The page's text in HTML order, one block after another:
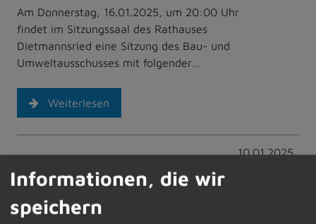
Am Donnerstag, 16.01.2025, um 20:00 Uhr
findet im Sitzungssaal des Rathauses
Dietmannsried eine Sitzung des Bau- und
Umweltausschusses mit folgender…
Weiterlesen
10.01.2025
Anmeldungen in den
Dietmannsrieder
Kindertageseinrichtungen für das
Informationen, die wir
speichern